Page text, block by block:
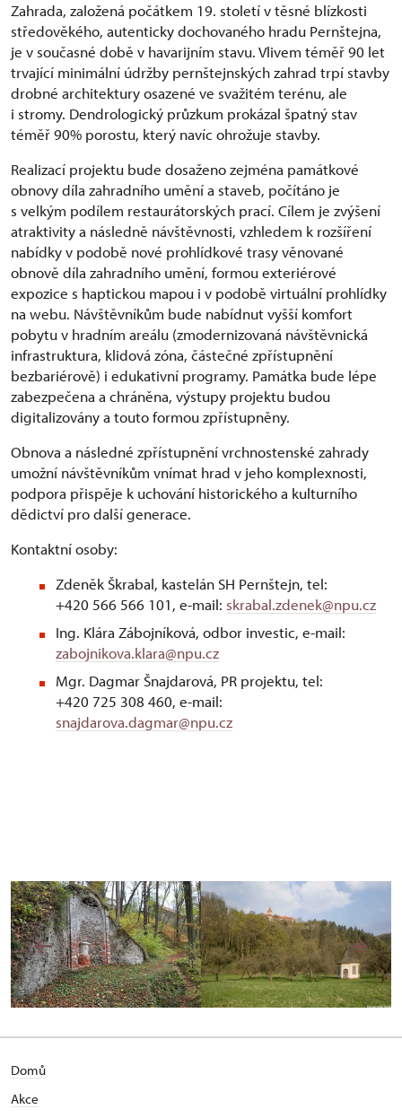
Zahrada, založená počátkem 19. století v těsné blízkosti
středověkého, autenticky dochovaného hradu Pernštejna,
je v současné době v havarijním stavu. Vlivem téměř 90 let
trvající minimální údržby pernštejnských zahrad trpí stavby
drobné architektury osazené ve svažitém terénu, ale
i stromy. Dendrologický průzkum prokázal špatný stav
téměř 90% porostu, který navíc ohrožuje stavby.
Realizací projektu bude dosaženo zejména památkové
obnovy díla zahradního umění a staveb, počítáno je
s velkým podílem restaurátorských prací. Cílem je zvýšení
atraktivity a následně návštěvnosti, vzhledem k rozšíření
nabídky v podobě nové prohlídkové trasy věnované
obnově díla zahradního umění, formou exteriérové
expozice s haptickou mapou i v podobě virtuální prohlídky
na webu. Návštěvníkům bude nabídnut vyšší komfort
pobytu v hradním areálu (zmodernizovaná návštěvnická
infrastruktura, klidová zóna, částečné zpřístupnění
bezbariérově) i edukativní programy. Památka bude lépe
zabezpečena a chráněna, výstupy projektu budou
digitalizovány a touto formou zpřístupněny.
Obnova a následné zpřístupnění vrchnostenské zahrady
umožní návštěvníkům vnímat hrad v jeho komplexnosti,
podpora přispěje k uchování historického a kulturního
dědictví pro další generace.
Kontaktní osoby:
Zdeněk Škrabal, kastelán SH Pernštejn, tel:
+420 566 566 101, e-mail: skrabal.zdenek@npu.cz
Ing. Klára Zábojníková, odbor investic, e-mail:
zabojnikova.klara@npu.cz
Mgr. Dagmar Šnajdarová, PR projektu, tel:
+420 725 308 460, e-mail:
snajdarova.dagmar@npu.cz
Domů
Akce